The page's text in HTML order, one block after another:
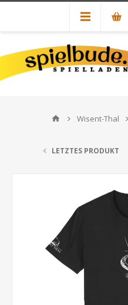
Wisent-Thal
LETZTES PRODUKT